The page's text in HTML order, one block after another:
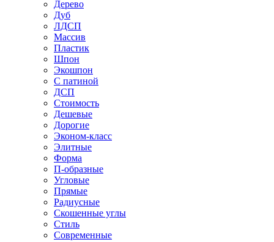
Дерево
Дуб
ЛДСП
Массив
Пластик
Шпон
Экошпон
С патиной
ДСП
Стоимость
Дешевые
Дорогие
Эконом-класс
Элитные
Форма
П-образные
Угловые
Прямые
Радиусные
Скошенные углы
Стиль
Современные